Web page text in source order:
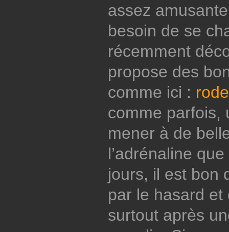
assez
besoin de se
récemment
propose des
comme ici :
comme parfois,
mener à de
l’adrénaline
jours, il est bon
par le hasard
surtout après